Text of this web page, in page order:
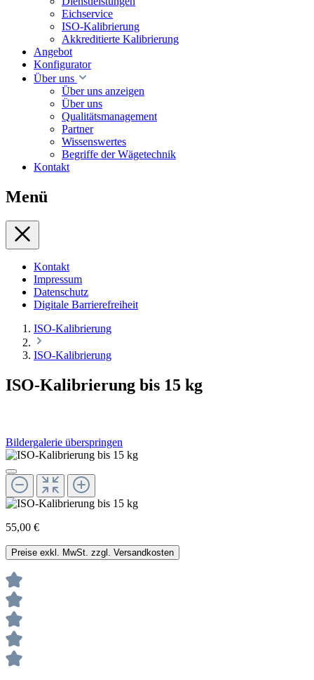
Eichservice
ISO-Kalibrierung
Akkreditierte Kalibrierung
Angebot
Konfigurator
Über uns
Über uns anzeigen
Über uns
Qualitätsmanagement
Partner
Wissenswertes
Begriffe der Wägetechnik
Kontakt
Menü
Kontakt
Impressum
Datenschutz
Digitale Barrierefreiheit
ISO-Kalibrierung
ISO-Kalibrierung
ISO-Kalibrierung bis 15 kg
Bildergalerie überspringen
55,00 €
Preise exkl. MwSt. zzgl. Versandkosten